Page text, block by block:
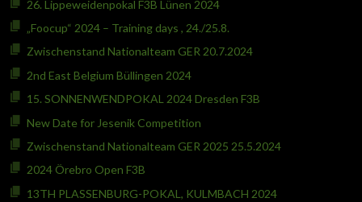
26. Lippeweidenpokal F3B Lünen 2024
„Foocup“ 2024 – Training days , 24./25.8.
Zwischenstand Nationalteam GER 20.7.2024
2nd East Belgium Büllingen 2024
15. SONNENWENDPOKAL 2024 Dresden F3B
New Date for Jesenik Competition
Zwischenstand Nationalteam GER 2025 25.5.2024
2024 Örebro Open F3B
13TH PLASSENBURG-POKAL, KULMBACH 2024